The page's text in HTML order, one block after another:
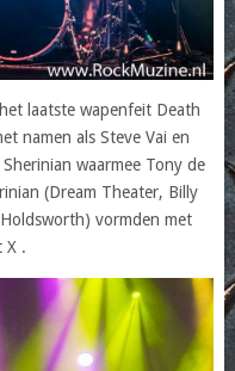
laatste wapenfeit Death
namen als Steve Vai en
waarmee Tony de
(Dream Theater, Billy
vormden met
X .